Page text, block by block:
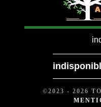
©2023 - 2026